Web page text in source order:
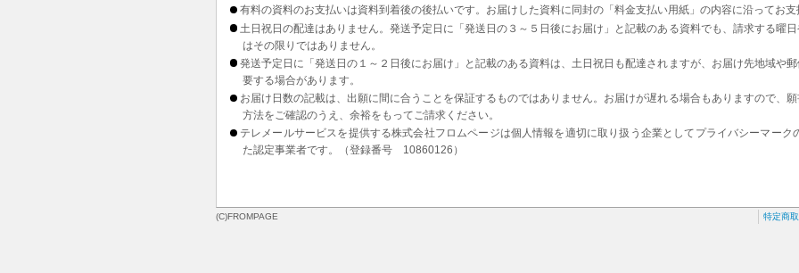
有料の資料のお支払いは資料到着後の後払いです。お届けした資料に同封の「料金支払い用紙」の内容に沿ってお
土日祝日の配達はありません。発送予定日に「発送日の３～５日後にお届け」と記載のある資料でも、請求する曜
はその限りではありません。
発送予定日に「発送日の１～２日後にお届け」と記載のある資料は、土日祝日も配達されますが、お届け先地域や
要する場合があります。
お届け日数の記載は、出願に間に合うことを保証するものではありません。お届けが遅れる場合もありますので、
方法をご確認のうえ、余裕をもってご請求ください。
テレメールサービスを提供する株式会社フロムページは個人情報を適切に取り扱う企業としてプライバシーマーク
た認定事業者です。（登録番号 10860126）
(C)FROMPAGE 特定商